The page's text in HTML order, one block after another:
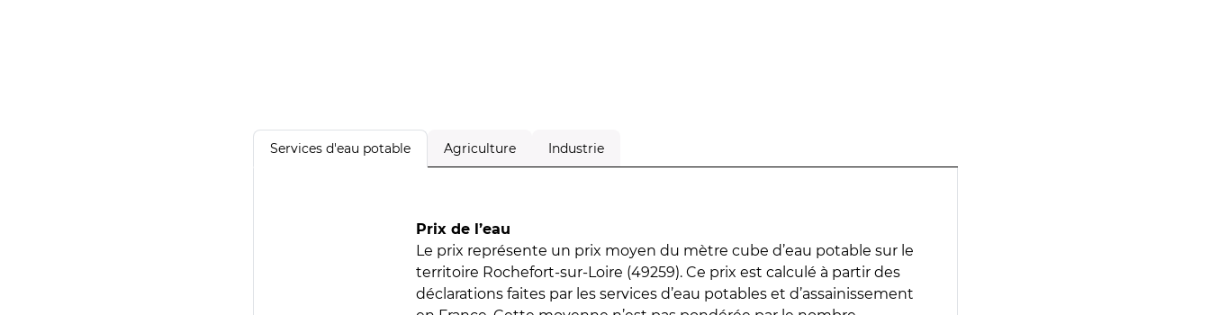
Services d'eau potable Agriculture Industrie
Prix de l’eau
Le prix représente un prix moyen du mètre cube d’eau potable sur le
territoire Rochefort-sur-Loire (49259). Ce prix est calculé à partir des
déclarations faites par les services d’eau potables et d’assainissement